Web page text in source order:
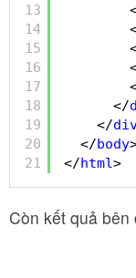
13
14
15
16
17
18
19
20
21
</
</
</body
</html>
Còn kết quả bên